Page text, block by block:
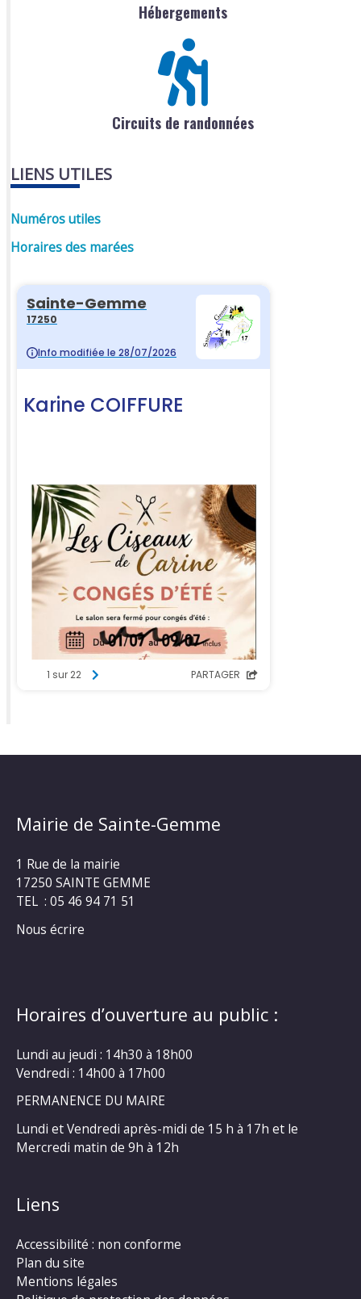
Hébergements
Circuits de randonnées
LIENS UTILES
Numéros utiles
Horaires des marées
Mairie de Sainte-Gemme
1 Rue de la mairie
17250 SAINTE GEMME
TEL : 05 46 94 71 51
Nous écrire
Horaires d’ouverture au public :
Lundi au jeudi : 14h30 à 18h00
Vendredi : 14h00 à 17h00
PERMANENCE DU MAIRE
Lundi et Vendredi après-midi de 15 h à 17h et le
Mercredi matin de 9h à 12h
Liens
Accessibilité : non conforme
Plan du site
Mentions légales